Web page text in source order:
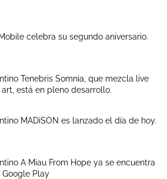
celebra su segundo aniversario.
Tenebris Somnia, que mezcla live
está en pleno desarrollo.
MADiSON es lanzado el día de hoy.
A Miau From Hope ya se encuentra
Play